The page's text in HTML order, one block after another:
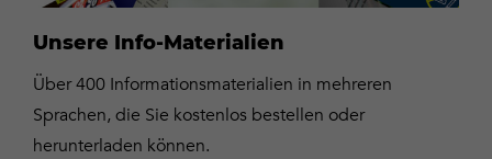
Unsere Info-Materialien
Über 400 Informationsmaterialien in mehreren
Sprachen, die Sie kostenlos bestellen oder
herunterladen können.